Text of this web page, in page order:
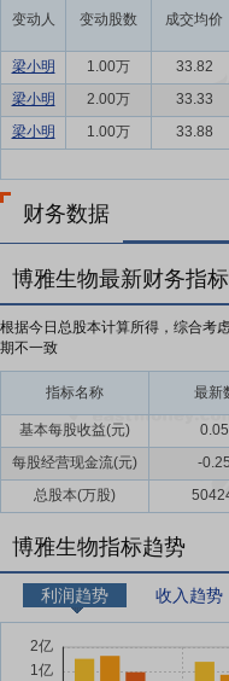
变动人 变动股数 成交均价
梁小明 1.00万 33.82
梁小明
2.00万 33.33
梁小明
1.00万 33.88
财务数据
博雅生物最新财务指标
根据今日总股本计算所得，综合考
期不一致
指标名称 最新
基本每股收益(元)
每股经营现金流(元)
-
总股本(万股)
博雅生物指标趋势
利润趋势 收入趋势